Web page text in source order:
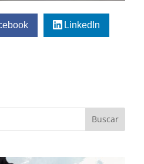
LinkedIn